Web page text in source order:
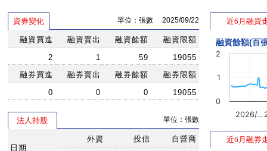
資券變化 單位：張數 2025/09/22
融資買進 融資賣出 融資餘額
融資限額
2
1 59
19055
融券買進
融券賣出 融券餘額
融券限額
0
0 0 19055
法人持股 單位：張數
日期
外資 投信 自營商
近6月融資
融資餘額(百
2026/…
0
1
2
近6月融券